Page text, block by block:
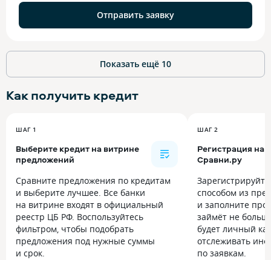
Отправить заявку
Показать ещё 10
Как получить кредит
ШАГ 1
Выберите кредит на витрине
предложений
Сравните предложения по кредитам
и выберите лучшее. Все банки
на витрине входят в официальный
реестр ЦБ РФ. Воспользуйтесь
фильтром, чтобы подобрать
предложения под нужные суммы
и срок.
ШАГ 2
Регистрация на
Сравни.ру
способом из
и заполните
займёт не
будет личный
отслеживать
по заявкам.